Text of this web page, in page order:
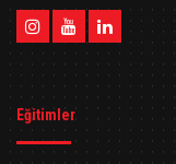
Eğitimler